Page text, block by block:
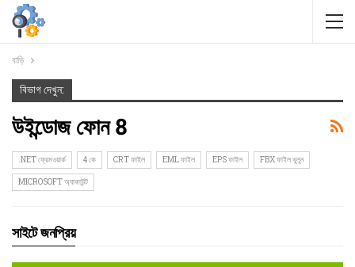
বাড়ি
বিভাগ দেখুন:
উইন্ডোজ ফোন 8
.NET ফ্রেমওয়ার্ক 4 কে CRT ফাইল EML ফাইল EPS ফাইল FBX ফাইল খুলুন
MICROSOFT অ্যাকাউন্ট
সাইটে জনপ্রিয়